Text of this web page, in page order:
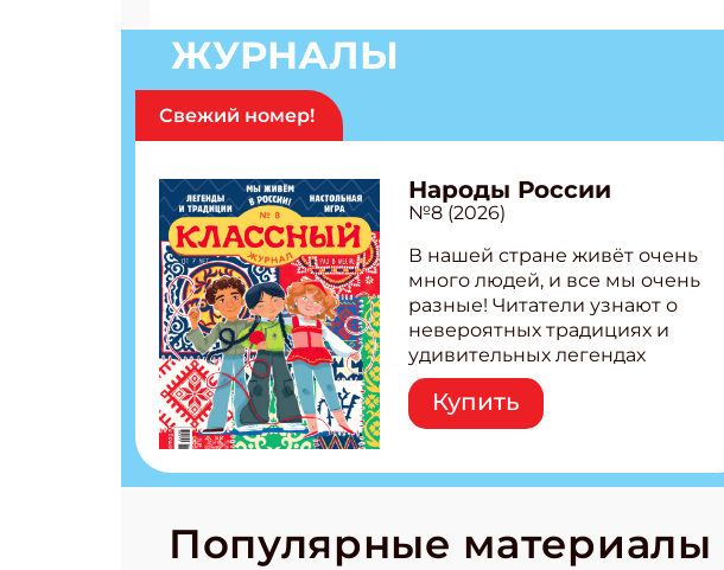
ЖУРНАЛЫ
Свежий номер!
Народы России
№8 (2026)
В нашей стране живёт очень
много людей, и все мы очень
разные! Читатели узнают о
невероятных традициях и
удивительных легендах
народов России! Внутри:
Легенды татар, башкир и
бурятов Настольная игра
странные слова Традиционные
космические приключения!
Купить
Популярные материалы